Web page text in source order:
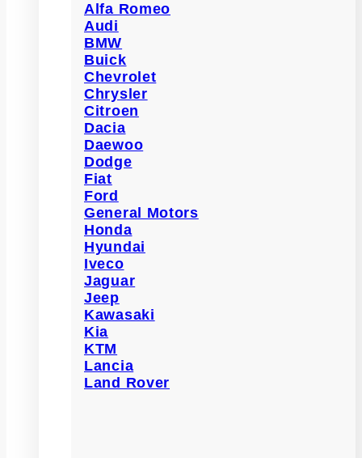
Alfa Romeo
Audi
BMW
Buick
Chevrolet
Chrysler
Citroen
Dacia
Daewoo
Dodge
Fiat
Ford
General Motors
Honda
Hyundai
Iveco
Jaguar
Jeep
Kawasaki
Kia
KTM
Lancia
Land Rover